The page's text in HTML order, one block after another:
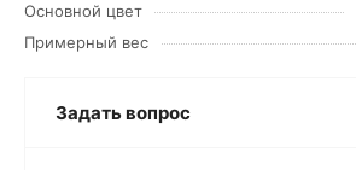
Основной цвет
Примерный вес
Задать вопрос